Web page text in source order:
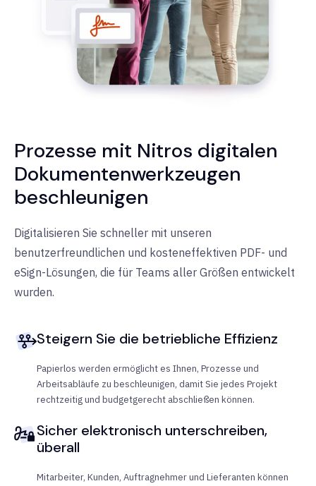
Prozesse mit Nitros digitalen
Dokumentenwerkzeugen
beschleunigen
Digitalisieren Sie schneller mit unseren
benutzerfreundlichen und kosteneffektiven PDF- und
eSign-Lösungen, die für Teams aller Größen entwickelt
wurden.
Steigern Sie die betriebliche Effizienz
Papierlos werden ermöglicht es Ihnen, Prozesse und
Arbeitsabläufe zu beschleunigen, damit Sie jedes Projekt
rechtzeitig und budgetgerecht abschließen können.
Sicher elektronisch unterschreiben,
überall
Mitarbeiter, Kunden, Auftragnehmer und Lieferanten können